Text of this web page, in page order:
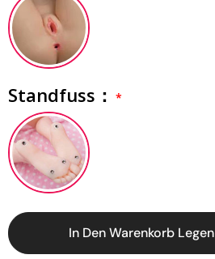
Standfuss：
In Den Warenkorb Legen